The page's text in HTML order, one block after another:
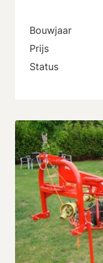
Bouwjaar
Prijs
Status